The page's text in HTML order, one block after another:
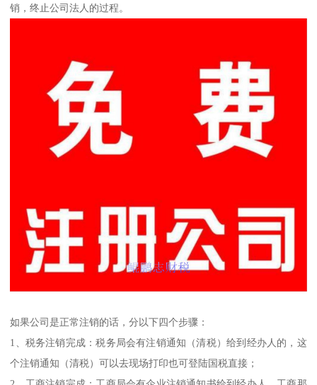
销，终止公司法人的过程。
如果公司是正常注销的话，分以下四个步骤：
1、税务注销完成：税务局会有注销通知（清税）给到经办人的，这
个注销通知（清税）可以去现场打印也可登陆国税直接；